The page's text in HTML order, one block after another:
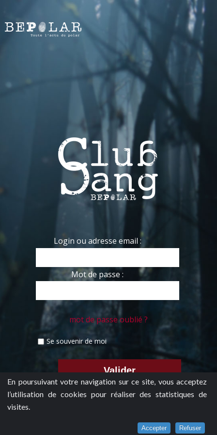
En poursuivant votre navigation sur ce site, vous acceptez
l’utilisation de cookies pour réaliser des statistiques de
visites.
Accepter Refuser
Login ou adresse email :
Mot de passe :
mot de passe oublié ?
Se souvenir de moi